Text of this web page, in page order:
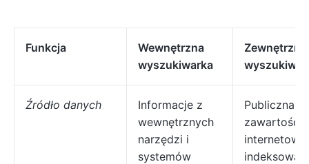
Funkcja
Wewnętrzna
wyszukiwarka
Zewnętrzna
Źródło danych
Informacje z
wewnętrznych
narzędzi i
systemów
Publiczna
zawartość
internetowa